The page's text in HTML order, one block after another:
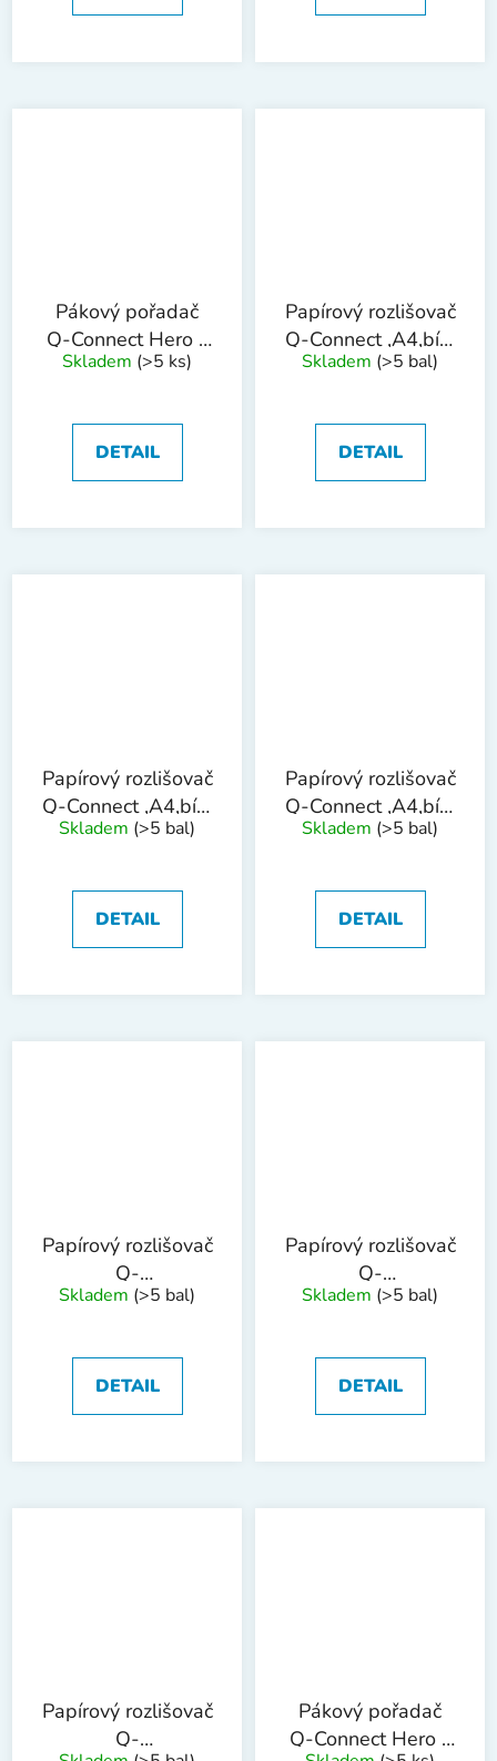
Pákový pořadač
Q-Connect Hero -
A4, 5 cm, žlutý
Skladem (>5 ks)
DETAIL
Papírový rozlišovač
Q-Connect ,A4,bílý
,1-5
Skladem (>5 bal)
DETAIL
Papírový rozlišovač
Q-Connect ,A4,bílý
,1-31
Skladem (>5 bal)
DETAIL
Papírový rozlišovač
Q-Connect ,A4,bílý
,1-12
Skladem (>5 bal)
DETAIL
Papírový rozlišovač
Q-
Connect,A4,barevný,10
Skladem (>5 bal)
DETAIL
Papírový rozlišovač
Q-
Connect,A4,barevný,12
Skladem (>5 bal)
DETAIL
Papírový rozlišovač
Q-
Pákový pořadač
Q-Connect Hero -